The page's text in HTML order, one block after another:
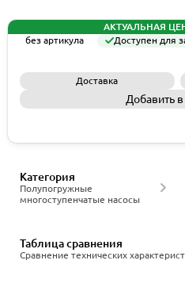
АКТУАЛЬНАЯ
без артикула
Доступен для
Доставка
Добавить
Полупогружные
многоступенчатые насосы
Категория
Сравнение технических
Таблица сравнения